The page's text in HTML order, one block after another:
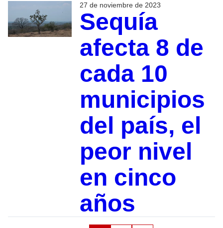
27 de noviembre de 2023
Sequía
afecta 8 de
cada 10
municipios
del país, el
peor nivel
en cinco
años